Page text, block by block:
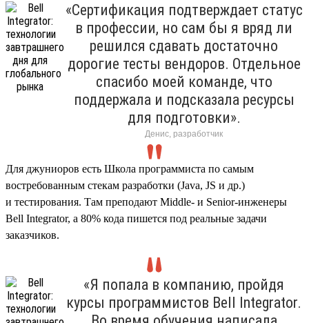
«Сертификация подтверждает статус
в профессии, но сам бы я вряд ли
решился сдавать достаточно
дорогие тесты вендоров. Отдельное
спасибо моей команде, что
поддержала и подсказала ресурсы
для подготовки».
Денис, разработчик
Для джуниоров есть Школа программиста по самым
востребованным стекам разработки (Java, JS и др.)
и тестирования. Там преподают Middle- и Senior-инженеры
Bell Integrator, а 80% кода пишется под реальные задачи
заказчиков.
«Я попала в компанию, пройдя
курсы программистов Bell Integrator.